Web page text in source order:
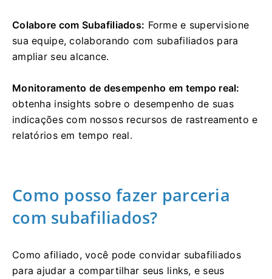
Colabore com Subafiliados: Forme e supervisione
sua equipe, colaborando com subafiliados para
ampliar seu alcance.
Monitoramento de desempenho em tempo real:
obtenha insights sobre o desempenho de suas
indicações com nossos recursos de rastreamento e
relatórios em tempo real.
Como posso fazer parceria
com subafiliados?
Como afiliado, você pode convidar subafiliados
para ajudar a compartilhar seus links, e seus